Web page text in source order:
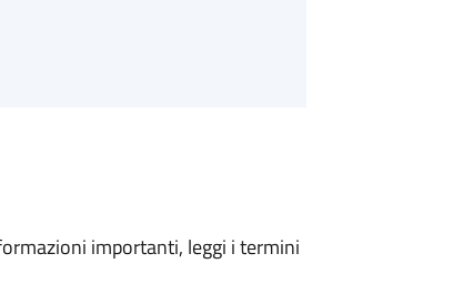
importanti, leggi i termini